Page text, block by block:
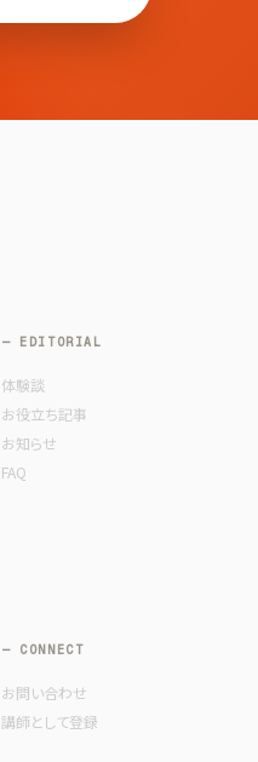
— EDITORIAL
体験談
お役立ち記事
お知らせ
FAQ
— CONNECT
お問い合わせ
講師として登録